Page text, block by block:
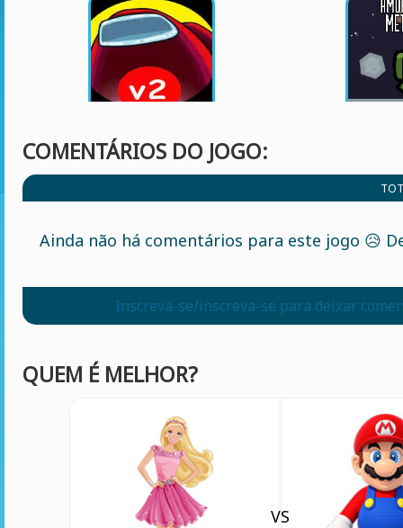
COMENTÁRIOS DO JOGO:
Ainda não há comentários para este jogo 😥
Inscreva-se/inscreva-se para deixar
QUEM É MELHOR?
VS